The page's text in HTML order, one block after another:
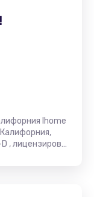
Ihome
, лицензиров…